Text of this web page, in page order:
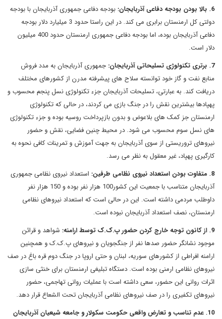
6. بالا بودن بودجه دفاعی آذربایجان:
بودجه دفاعی جمهوری آذربایجان با بودجه
دولتی کل ارمنستان برابری می کند. در این راستا حدود 3 میلیارد دلار بودجه
دفاعی آذربایجان بوده، اما بودجه دفاعی جمهوری ارمنستان حدود 400 میلیون
دلار است.
7. برتری تکنولوژی تسلیحاتی آذربایجان:
جمهوری آذربایجان به مدد فروش
منابع نفت و گاز خود توانسته سلاح های پیشرفته مدرن از کشورهای مختلف
دریافت کند. به عبارتی، تسلیحات آذربایجان جزء تکنولوژی نسل پنجم محسوب و
پهپادها بیشترین نقش را در جنگ بازی می کردند، در حالی که تکنولوژی
ارمنستان جز کمک های بلاعوض و بدون بازپرداخت روسیه بوده و جزء تکنولوژی
های نسل سوم محسوب می شود. در محیط چنین فضایی، نقش و حضور
نیروهای تروریستی از سوی آذربایجان به جهت آموزش و تمرینات کافی نحوه به
کارگیری پهپاد، غیر معقول به نظر می رسد.
8. متفاوت بودن استعداد نیروی نظامی طرفین:
استعداد نیروی نظامی جمهوری
آذربایجان متناسب با جمعیت این کشور100 هزار نفر بوده و 150 هزار نفر
داوطلب مردمی داشته است. این در حالی است که استعداد نیروهای نظامی
ارمنستان، نصف استعداد آذربایجان نبوده است.
9. از کانون توجه خارج کردن حضور پ.ک.ک توسط ارامنه:
شواهد و قرائن
موجود نشانگر حضور صدها نفر از جنگجویان و نیروهای پ.ک.ک و همچنین
ارامنه افراطی از کشورهای سوریه، لبنان و حتی اروپا در جنگ دوم قره باغ در صف
نیروهای نظامی ارمنی بوده است. دستگاه تبلیغی ارمنستان برای خنثی سازی
اثرات روانی این حضور، سعی داشته است با عملیات روانی تهاجمی، حضور
نیروهای تکفیری را در صف نیروهای نظامی آذربایجان تحت الشعاع قرار دهد.
10. عدم تناسب و تعارض واقعی حکومت سکولار و جامعه شیعیان آذربایجان